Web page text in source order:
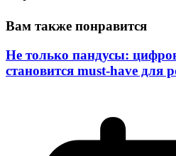
Вам также понравится
Не только пандусы:
становится must-have для